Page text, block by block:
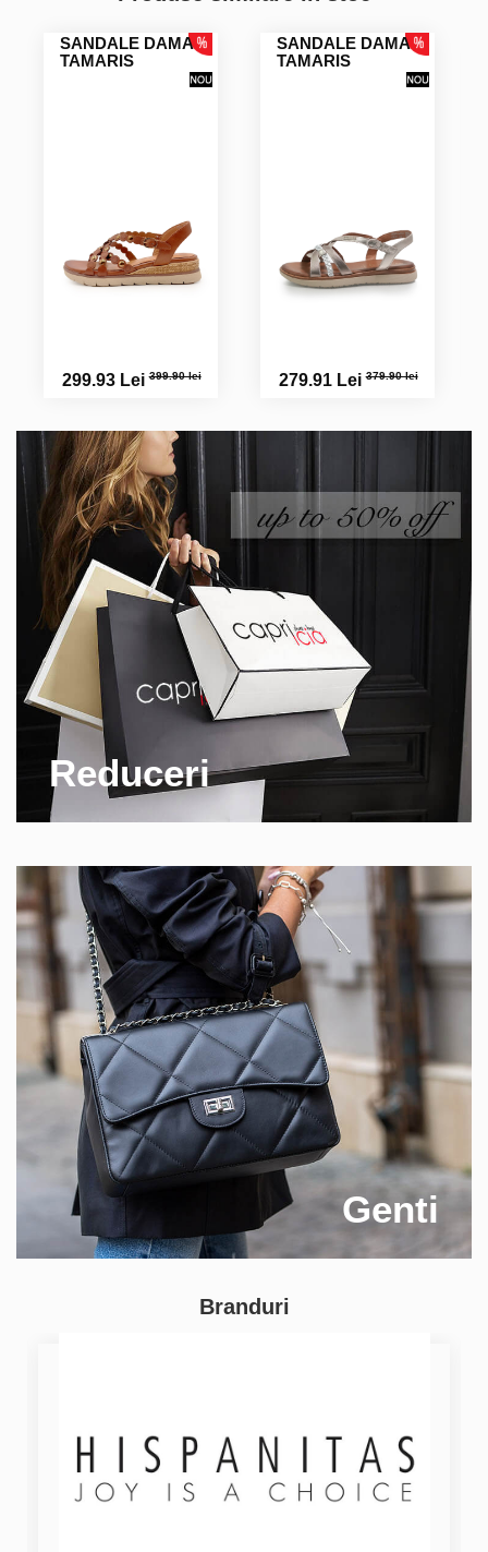
SANDALE DAMA
TAMARIS
299.93 Lei399.90 lei
SANDALE DAMA
TAMARIS
279.91 Lei379.90 lei
Reduceri
Genti
Branduri